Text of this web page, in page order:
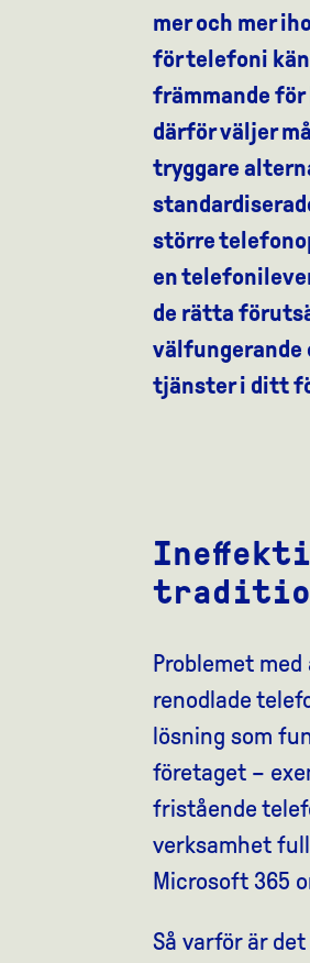
mer och mer
för telefoni
främmande för
därför väljer
tryggare
större
en
de rätta
välfungerande
tjänster i ditt
Problemet
renodlade
lösning som
företaget –
fristående
verksamhet
Microsoft 365
Så varför är